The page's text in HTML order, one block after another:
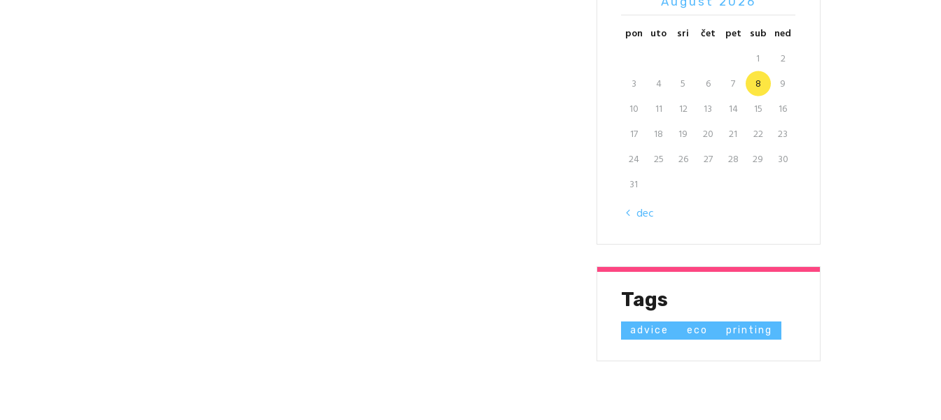
pon uto sri čet pet sub ned
1
2
3
4 5 6 7 8
9
10
11 12 13 14 15
16
17
18 19 20 21 22
23
24
25 26 27 28 29
30
31
« dec
Tags
advice eco printing